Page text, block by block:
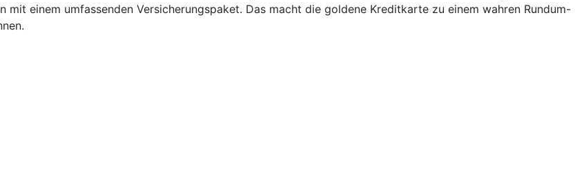
einem umfassenden Versicherungspaket. Das macht die goldene Kreditkarte zu einem wahren Rundum-